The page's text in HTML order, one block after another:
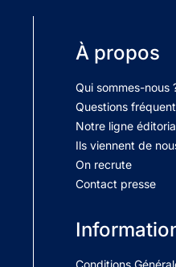
À propos
Qui sommes-nous
Questions
Notre ligne
Ils viennent de
On recrute
Contact presse
Conditions